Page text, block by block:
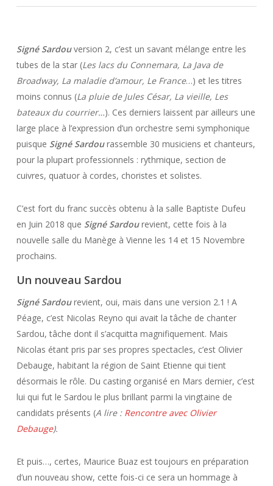
Signé Sardouversion 2, c’est un savant mélange entre les
tubes de la star (Les lacs du Connemara, La Java de
Broadway, La maladie d’amour, Le France…) et les titres
moins connus (La pluie de Jules César, La vieille, Les
bateaux du courrier…). Ces derniers laissent par ailleurs une
large place à l’expression d’un orchestre semi symphonique
puisque Signé Sardourassemble 30 musiciens et chanteurs,
pour la plupart professionnels : rythmique, section de
cuivres, quatuor à cordes, choristes et solistes.
C’est fort du franc succès obtenu à la salle Baptiste Dufeu
en Juin 2018 que Signé Sardourevient, cette fois à la
nouvelle salle du Manège à Vienne les 14 et 15 Novembre
prochains.
Un nouveau Sardou
Signé Sardourevient, oui, mais dans une version 2.1 ! A
Péage, c’est Nicolas Reyno qui avait la tâche de chanter
Sardou, tâche dont il s’acquitta magnifiquement. Mais
Nicolas étant pris par ses propres spectacles, c’est Olivier
Debauge, habitant la région de Saint Etienne qui tient
désormais le rôle. Du casting organisé en Mars dernier, c’est
lui qui fut le Sardou le plus brillant parmi la vingtaine de
candidats présents (A lire : Rencontre avec Olivier
Debauge).
Et puis…, certes, Maurice Buaz est toujours en préparation
d’un nouveau show, cette fois-ci ce sera un hommage à